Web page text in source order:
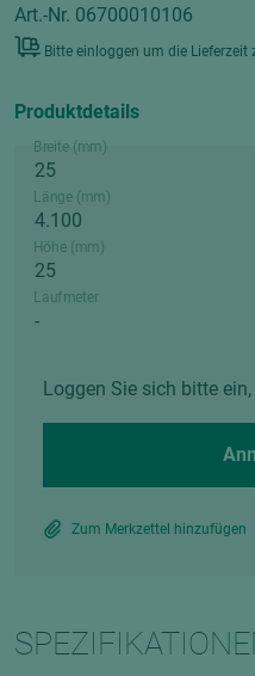
Art.-Nr. 06700010106
Bitte einloggen um die Lieferzeit
Produktdetails
Breite (mm)
Länge (mm)
Höhe (mm)
Laufmeter
Loggen Sie sich bitte
Zum Merkzettel hinzufügen